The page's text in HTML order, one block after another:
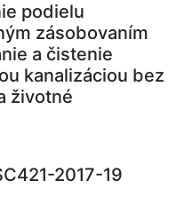
podielu
zásobovaním
a čistenie
kanalizáciou bez
životné
2017-19